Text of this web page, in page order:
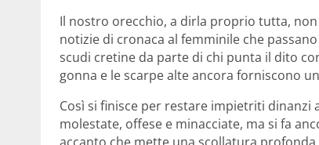
Il nostro orecchio, a dirla proprio tutta,
notizie di cronaca al femminile che
scudi cretine da parte di chi punta il dito
gonna e le scarpe alte ancora forniscono
Così si finisce per restare impietriti
molestate, offese e minacciate, ma si fa